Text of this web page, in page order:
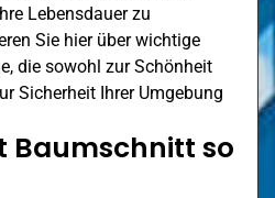
Lebensdauer zu
Sie hier über wichtige
die sowohl zur Schönheit
Sicherheit Ihrer Umgebung
Baumschnitt so